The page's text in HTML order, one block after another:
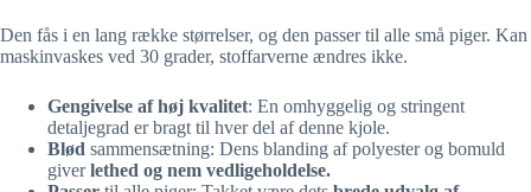
Den fås i en lang række størrelser, og den passer til alle små piger. Kan
maskinvaskes ved 30 grader, stoffarverne ændres ikke.
Gengivelse af høj kvalitet: En omhyggelig og stringent
detaljegrad er bragt til hver del af denne kjole.
Blød sammensætning: Dens blanding af polyester og bomuld
giverlethed og nem vedligeholdelse.